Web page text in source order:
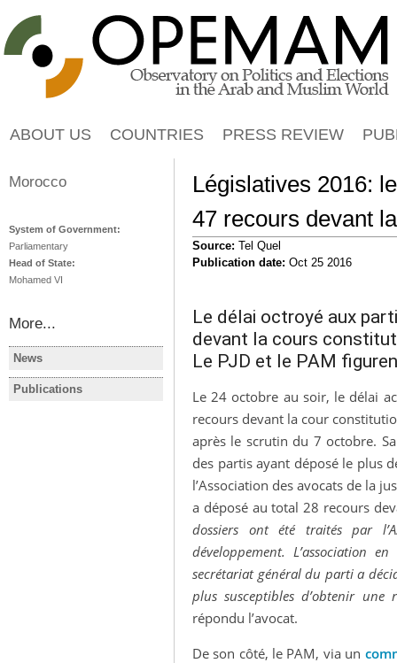
Législatives 2016:
47 recours devant
Source: Tel Quel
Publication date: Oct 25 2016
Le délai octroyé aux
devant la cours
Le PJD et le PAM
Le 24 octobre au soir, le délai
recours devant la cour
après le scrutin du 7 octobre.
des partis ayant déposé le plus
l’Association des avocats de la
a déposé au total 28 recours
dossiers ont été traités par
développement. L’association
secrétariat général du parti a
plus susceptibles d’obtenir
répondu l’avocat.
De son côté, le PAM, via un
ABOUT US COUNTRIES PRESS REVIEW
Morocco
System of Government:
Parliamentary
Head of State:
Mohamed VI
More...
News
MOROCCO
élections 2021: RNI, PAM,
Istiqlal
Aziz
du
Publications
MOROCCO
Legislative Elections, 25
Rafael Bustos ,Irene Fernández
Molina
Interview
Said
Molina
Election